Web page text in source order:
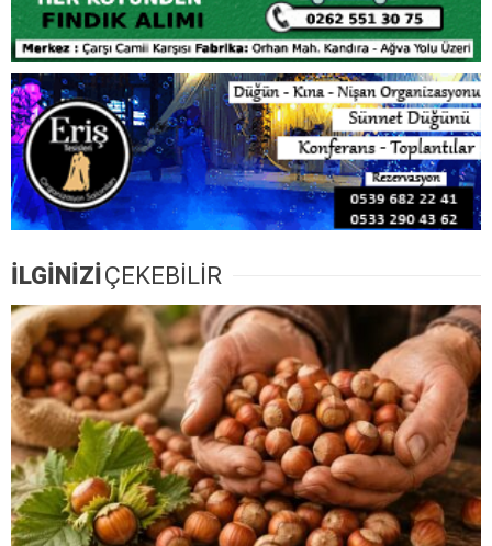
İLGİNİZİÇEKEBİLİR